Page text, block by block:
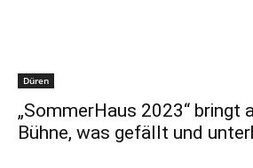
Düren
„SommerHaus 2023“ bringt
Bühne, was gefällt und